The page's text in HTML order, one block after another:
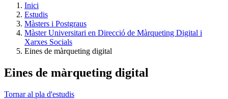
Inici
Estudis
Màsters i Postgraus
Màster Universitari en Direcció de Màrqueting Digital i
Xarxes Socials
Eines de màrqueting digital
Eines de màrqueting digital
Tornar al pla d'estudis